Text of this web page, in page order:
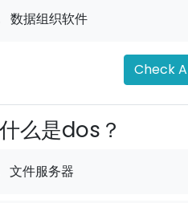
数据组织软件
Check
什么是dos？
文件服务器